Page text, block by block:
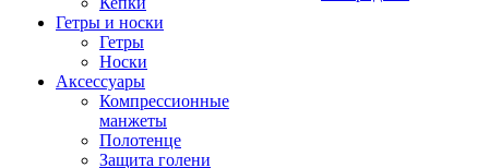
Гетры и носки
Гетры
Носки
Аксессуары
Компрессионные
манжеты
Полотенце
Защита голени